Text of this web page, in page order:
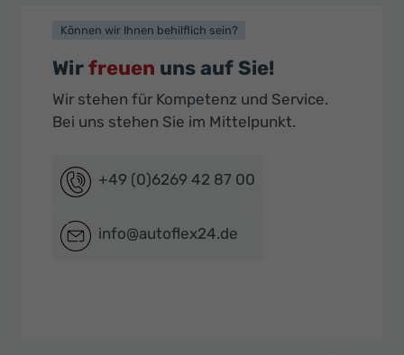
Können wir Ihnen behilflich sein?
Wirfreuen uns auf Sie!
Wir stehen für Kompetenz und Service.
Bei uns stehen Sie im Mittelpunkt.
+49 (0)6269 42 87 00
info@autoflex24.de